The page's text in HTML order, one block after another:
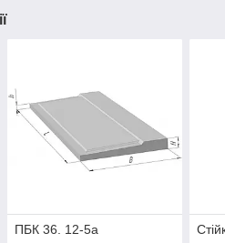
ПБК 36. 12-5а